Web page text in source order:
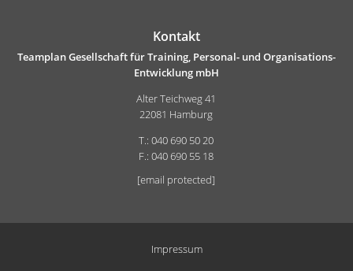
Kontakt
Teamplan Gesellschaft für Training, Personal- und Organisations-
Entwicklung mbH
Alter Teichweg 41
22081 Hamburg
T.: 040 690 50 20
F.: 040 690 55 18
[email protected]
Impressum